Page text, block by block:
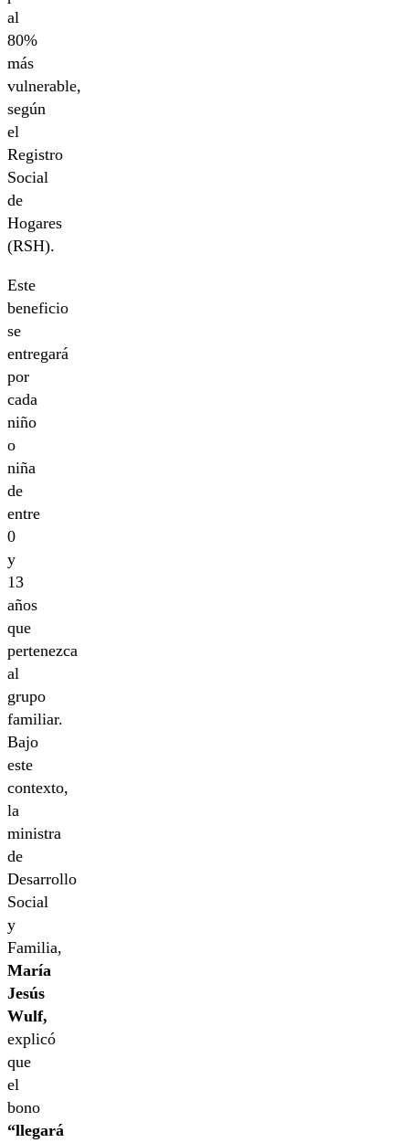
al
80%
más
vulnerable,
según
el
Registro
Social
de
Hogares
(RSH).
Este
beneficio
se
entregará
por
cada
niño
o
niña
de
entre
0
y
13
años
que
pertenezca
al
grupo
familiar.
Bajo
este
contexto,
la
ministra
de
Desarrollo
Social
y
Familia,
María
Jesús
Wulf,
explicó
que
el
bono
“llegará